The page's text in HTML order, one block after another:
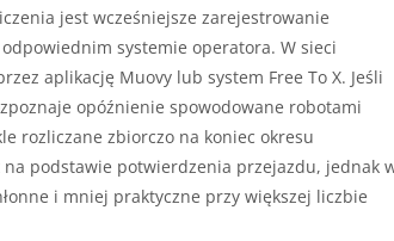
jest wcześniejsze zarejestrowanie
systemie operatora. W sieci
aplikację Muovy lub system Free To X. Jeśli
opóźnienie spowodowane robotami
rozliczane zbiorczo na koniec okresu
podstawie potwierdzenia przejazdu, jednak
i mniej praktyczne przy większej liczbie